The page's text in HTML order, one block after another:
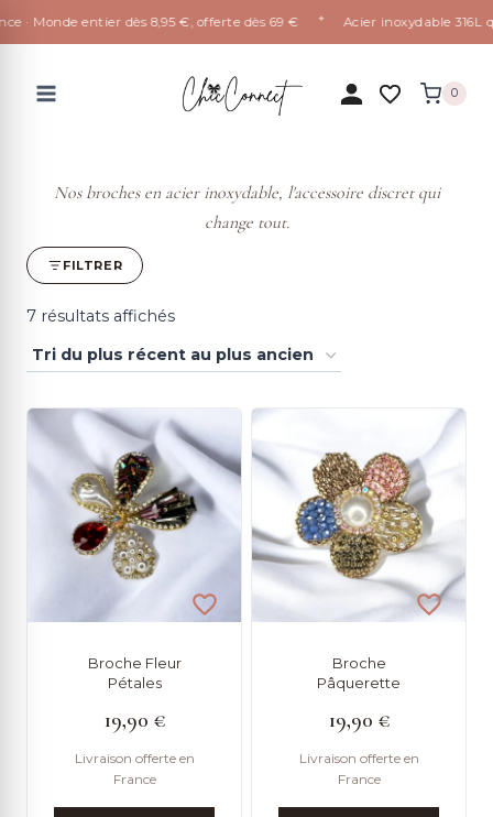
Monde entier dès 8,95 €, offerte dès 69 € ✦ Acier inoxydable 316L qui
0
Nos broches en acier inoxydable, l'accessoire discret qui
change tout.
FILTRER
7 résultats affichésTrié
du
récent
au
plus
ancien
Broche Fleur
Pétales
19,90 €
Livraison offerte en
France
Broche
Pâquerette
19,90 €
Livraison offerte en
France